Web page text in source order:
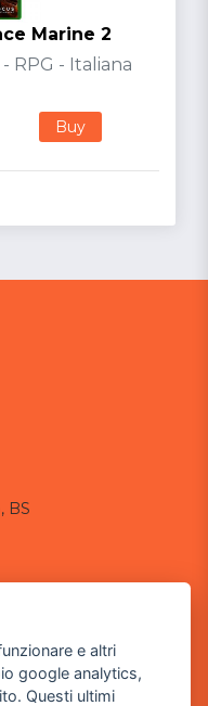
Marine 2
RPG - Italiana
Buy
BS
e altri
google analytics,
Questi ultimi